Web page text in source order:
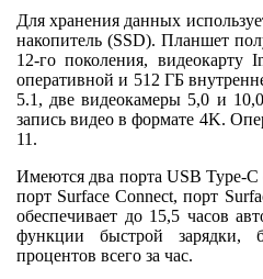
Для хранения данных
накопитель (SSD). Планшет
12-го поколения,
оперативной и 512 ГБ
5.1, две видеокамеры 5,0 и
запись видео в формате 4K.
11.
Имеются два порта USB Type-
порт Surface Connect, порт
обеспечивает до 15,5 часов
функции быстрой зарядки,
процентов всего за час.